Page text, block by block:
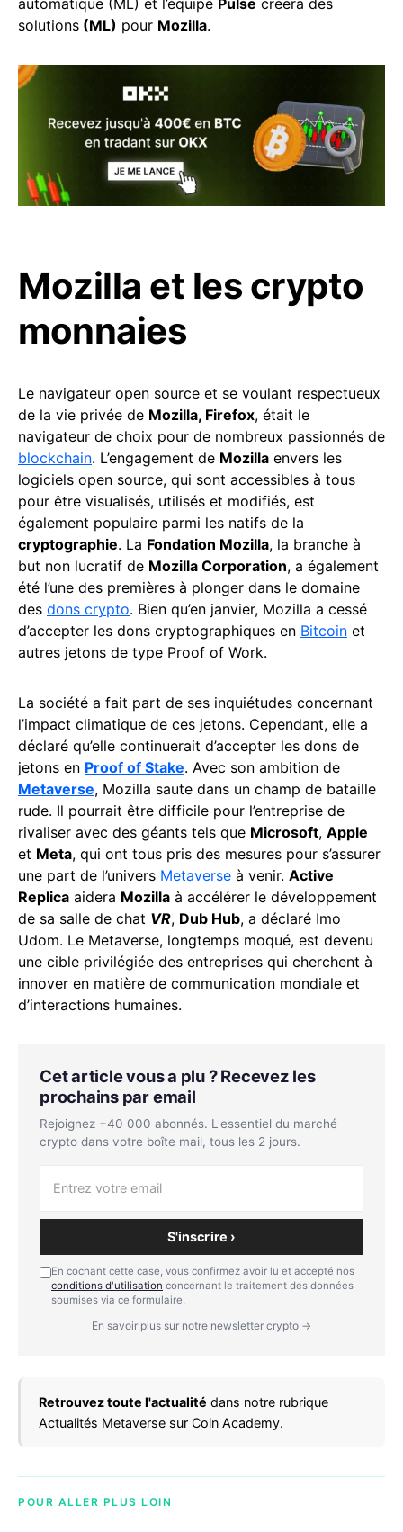
automatique (ML) et l’équipe Pulse créera des
solutions (ML) pour Mozilla.
Mozilla et les crypto
monnaies
Le navigateur open source et se voulant respectueux
de la vie privée de Mozilla, Firefox, était le
navigateur de choix pour de nombreux passionnés de
blockchain. L’engagement de Mozilla envers les
logiciels open source, qui sont accessibles à tous
pour être visualisés, utilisés et modifiés, est
également populaire parmi les natifs de la
cryptographie. La Fondation Mozilla, la branche à
but non lucratif de Mozilla Corporation, a également
été l’une des premières à plonger dans le domaine
des dons crypto. Bien qu’en janvier, Mozilla a cessé
d’accepter les dons cryptographiques en Bitcoin et
autres jetons de type Proof of Work.
La société a fait part de ses inquiétudes concernant
l’impact climatique de ces jetons. Cependant, elle a
déclaré qu’elle continuerait d’accepter les dons de
jetons en Proof of Stake. Avec son ambition de
Metaverse, Mozilla saute dans un champ de bataille
rude. Il pourrait être difficile pour l’entreprise de
rivaliser avec des géants tels que Microsoft, Apple
et Meta, qui ont tous pris des mesures pour s’assurer
une part de l’univers Metaverse à venir. Active
Replica aidera Mozilla à accélérer le développement
de sa salle de chat VR, Dub Hub, a déclaré Imo
Udom. Le Metaverse, longtemps moqué, est devenu
une cible privilégiée des entreprises qui cherchent à
innover en matière de communication mondiale et
d’interactions humaines.
Cet article vous a plu ? Recevez les
prochains par email
Rejoignez +40 000 abonnés. L'essentiel du marché
crypto dans votre boîte mail, tous les 2 jours.
S'inscrire ›
En cochant cette case, vous confirmez avoir lu et accepté nos
conditions d'utilisation concernant le traitement des données
soumises via ce formulaire.
En savoir plus sur notre newsletter crypto →
Retrouvez toute l'actualité dans notre rubrique
Actualités Metaverse sur Coin Academy.
POUR ALLER PLUS LOIN